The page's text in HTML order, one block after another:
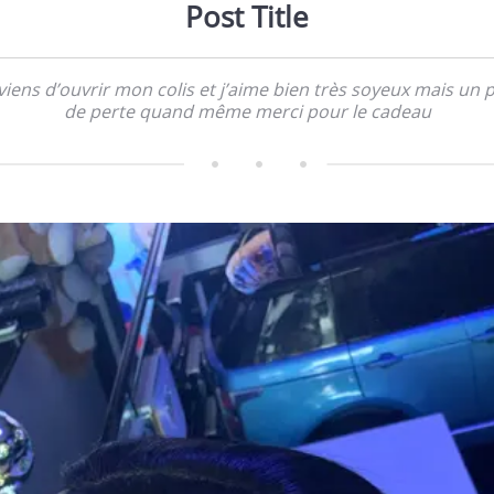
Post Title
d’ouvrir mon colis et j’aime bien très soyeux mais un
de perte quand même merci pour le cadeau